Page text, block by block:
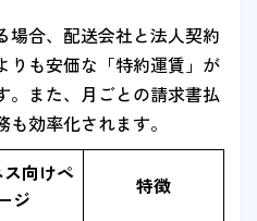
場合、配送会社と法人契約
りも安価な「特約運賃」が
。また、月ごとの請求書払
効率化されます。
ス向けペ
ジ
特徴